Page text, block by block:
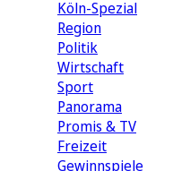
Köln-Spezial
Region
Politik
Wirtschaft
Sport
Panorama
Promis & TV
Freizeit
Gewinnspiele